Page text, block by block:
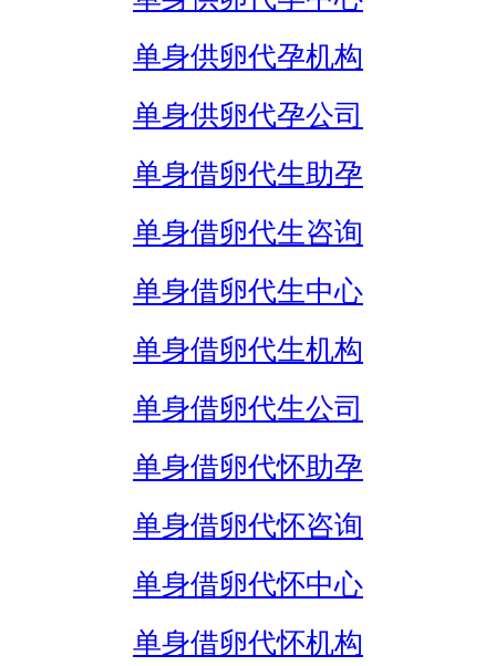
单身供卵代孕机构
单身供卵代孕公司
单身借卵代生助孕
单身借卵代生咨询
单身借卵代生中心
单身借卵代生机构
单身借卵代生公司
单身借卵代怀助孕
单身借卵代怀咨询
单身借卵代怀中心
单身借卵代怀机构